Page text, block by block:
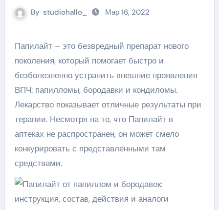
By studiohallo_ Мар 16, 2022
Папилайт – это безвредный препарат нового
поколения, который помогает быстро и
безболезненно устранить внешние проявления
ВПЧ: папилломы, бородавки и кондиломы.
Лекарство показывает отличные результаты при
терапии. Несмотря на то, что Папилайт в
аптеках не распространен, он может смело
конкурировать с представленными там
средствами.